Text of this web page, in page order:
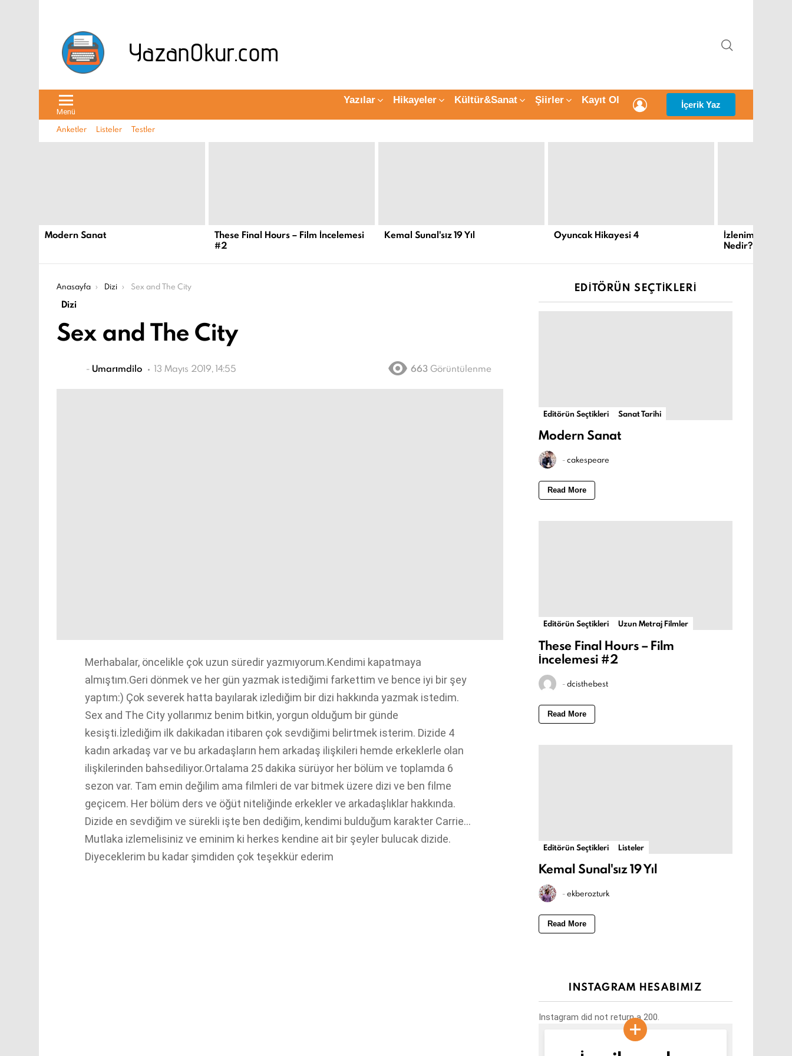
Menü
Yazılar Hikayeler Kültür&Sanat Şiirler Kayıt Ol İçerik Yaz
Anketler Listeler Testler
Modern Sanat
These Final Hours – Film İncelemesi
#2
Kemal Sunal'sız 19 Yıl Oyuncak Hikayesi 4
İzlenimcilik
Nedir?
Şu an buradasın:
Anasayfa Dizi Sex and The City
Dizi
Sex and The City
- Umarımdilo 13 Mayıs 2019, 14:55 663 Görüntülenme
Merhabalar, öncelikle çok uzun süredir yazmıyorum.Kendimi kapatmaya
almıştım.Geri dönmek ve her gün yazmak istediğimi farkettim ve bence iyi bir şey
yaptım:) Çok severek hatta bayılarak izlediğim bir dizi hakkında yazmak istedim.
Sex and The City yollarımız benim bitkin, yorgun olduğum bir günde
kesişti.İzlediğim ilk dakikadan itibaren çok sevdiğimi belirtmek isterim. Dizide 4
kadın arkadaş var ve bu arkadaşların hem arkadaş ilişkileri hemde erkeklerle olan
ilişkilerinden bahsediliyor.Ortalama 25 dakika sürüyor her bölüm ve toplamda 6
sezon var. Tam emin değilim ama filmleri de var bitmek üzere dizi ve ben filme
geçicem. Her bölüm ders ve öğüt niteliğinde erkekler ve arkadaşlıklar hakkında.
Dizide en sevdiğim ve sürekli işte ben dediğim, kendimi bulduğum karakter Carrie…
Mutlaka izlemelisiniz ve eminim ki herkes kendine ait bir şeyler bulucak dizide.
Diyeceklerim bu kadar şimdiden çok teşekkür ederim
EDITÖRÜN SEÇTIKLERI
Editörün Seçtikleri Sanat Tarihi
Modern Sanat
-cakespeare
Read More
Editörün Seçtikleri Uzun Metraj Filmler
These Final Hours – Film
İncelemesi #2
-dcisthebest
Read More
Editörün Seçtikleri Listeler
Kemal Sunal'sız 19 Yıl
-ekberozturk
Read More
INSTAGRAM HESABIMIZ
Instagram did not return a 200.